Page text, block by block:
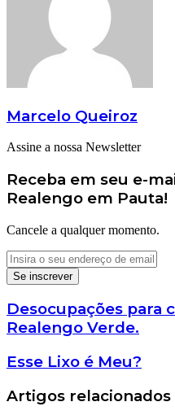
Marcelo Queiroz
Assine a nossa Newsletter
Receba em seu e-
Realengo em Pauta!
Cancele a qualquer momento.
Insira
o
seu
endereço
de
email
Desocupações
para
construção
Parque
Verde.
Desocupações para
Realengo Verde.
Esse
Lixo
é
Meu?
Esse Lixo é Meu?
Artigos relacionados